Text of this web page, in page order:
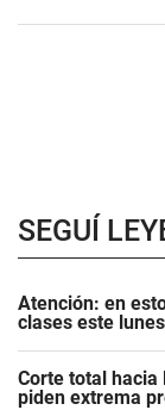
SEGUÍ
Atención: en
clases este
Corte total hacia
piden extrema